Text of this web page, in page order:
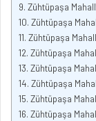
Zühtüpaşa
Zühtüpaşa
Zühtüpaşa
Zühtüpaşa
Zühtüpaşa
Zühtüpaşa
Zühtüpaşa
Zühtüpaşa